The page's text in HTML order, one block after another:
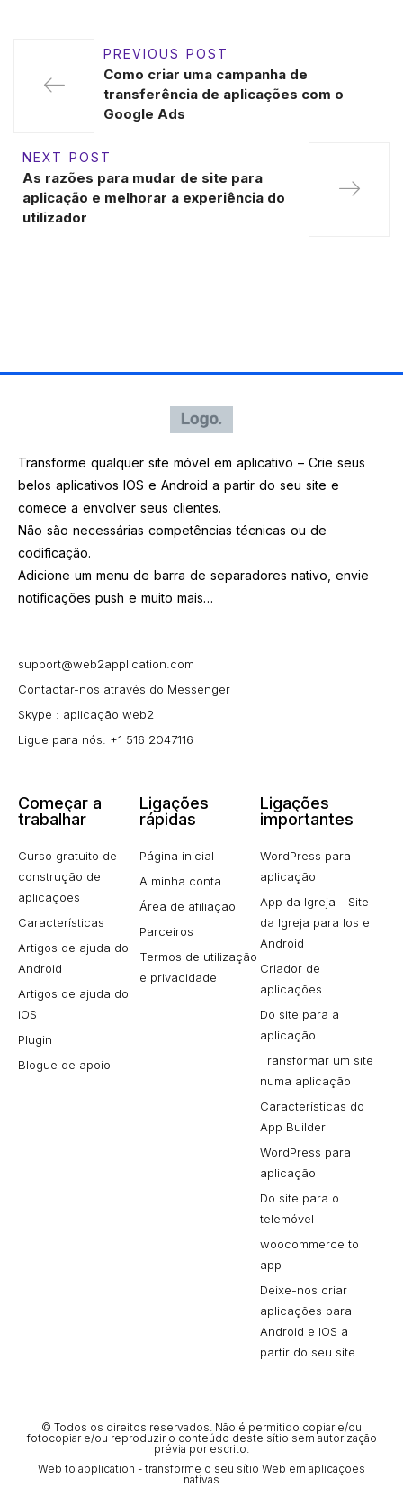
PREVIOUS POST
Como criar uma campanha de
transferência de aplicações com o
Google Ads
NEXT POST
As razões para mudar de site para
aplicação e melhorar a experiência do
utilizador
Transforme qualquer site móvel em aplicativo – Crie seus
belos aplicativos IOS e Android a partir do seu site e
comece a envolver seus clientes.
Não são necessárias competências técnicas ou de
codificação.
Adicione um menu de barra de separadores nativo, envie
notificações push e muito mais…
support@web2application.com
Contactar-nos através do Messenger
Skype : aplicação web2
Ligue para nós: +1 516 2047116
Começar a
trabalhar
Curso gratuito de
construção de
aplicações
Características
Artigos de ajuda do
Android
Artigos de ajuda do
iOS
Plugin
Blogue de apoio
Ligações
rápidas
Página inicial
A minha conta
Área de afiliação
Parceiros
Termos de utilização
e privacidade
Ligações
importantes
WordPress para
aplicação
App da Igreja - Site
da Igreja para Ios e
Android
Criador de
aplicações
Do site para a
aplicação
Transformar um site
numa aplicação
Características do
App Builder
WordPress para
aplicação
Do site para o
telemóvel
woocommerce to
app
Deixe-nos criar
aplicações para
Android e IOS a
partir do seu site
© Todos os direitos reservados. Não é permitido copiar e/ou
fotocopiar e/ou reproduzir o conteúdo deste sítio sem autorização
prévia por escrito.
Web to application - transforme o seu sítio Web em aplicações
nativas